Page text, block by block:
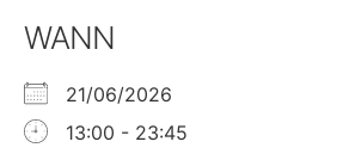
WANN
21/06/2026
13:00 - 23:45